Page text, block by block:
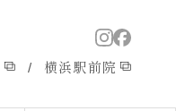
/ 横浜駅前院